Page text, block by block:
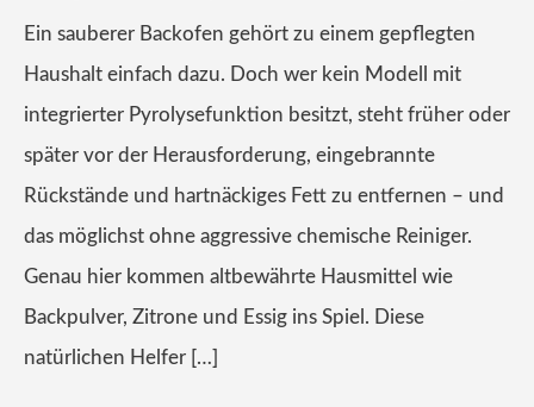
Ein sauberer Backofen gehört zu einem gepflegten
Haushalt einfach dazu. Doch wer kein Modell mit
integrierter Pyrolysefunktion besitzt, steht früher oder
später vor der Herausforderung, eingebrannte
Rückstände und hartnäckiges Fett zu entfernen – und
das möglichst ohne aggressive chemische Reiniger.
Genau hier kommen altbewährte Hausmittel wie
Backpulver, Zitrone und Essig ins Spiel. Diese
natürlichen Helfer […]